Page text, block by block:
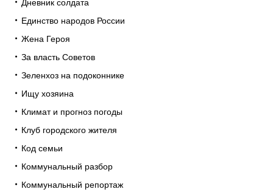
Дневник солдата
Единство народов России
Жена Героя
За власть Советов
Зеленхоз на подоконнике
Ищу хозяина
Климат и прогноз погоды
Клуб городского жителя
Код семьи
Коммунальный разбор
Коммунальный репортаж